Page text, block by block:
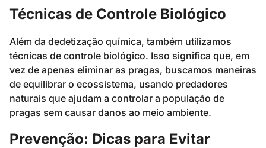
Técnicas de Controle Biológico
Além da dedetização química, também utilizamos
técnicas de controle biológico. Isso significa que, em
vez de apenas eliminar as pragas, buscamos maneiras
de equilibrar o ecossistema, usando predadores
naturais que ajudam a controlar a população de
pragas sem causar danos ao meio ambiente.
Prevenção: Dicas para Evitar